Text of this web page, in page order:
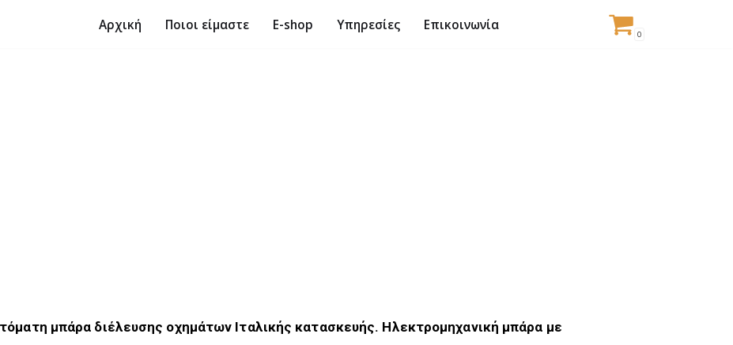
Αρχική Ποιοι είμαστε E-shop Υπηρεσίες Επικοινωνία
0
μπάρα διέλευσης οχημάτων Ιταλικής κατασκευής. Ηλεκτρομηχανική μπάρα με